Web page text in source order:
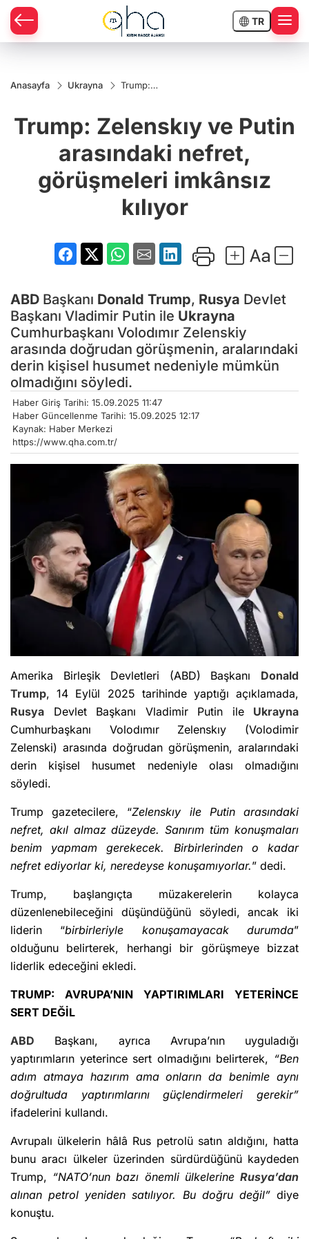
TR
Anasayfa Ukrayna
Trump:
arasındaki
nefret,
imkânsız
kılıyor
Trump: Zelenskıy ve Putin
arasındaki nefret,
görüşmeleri imkânsız
kılıyor
ABD Başkanı Donald Trump, Rusya Devlet
Başkanı Vladimir Putin ile Ukrayna
Cumhurbaşkanı Volodımır Zelenskiy
arasında doğrudan görüşmenin, aralarındaki
derin kişisel husumet nedeniyle mümkün
olmadığını söyledi.
Haber Giriş Tarihi: 15.09.2025 11:47
Haber Güncellenme Tarihi: 15.09.2025 12:17
Kaynak: Haber Merkezi
https://www.qha.com.tr/
Amerika Birleşik Devletleri (ABD) Başkanı Donald
Trump, 14 Eylül 2025 tarihinde yaptığı açıklamada,
Rusya Devlet Başkanı Vladimir Putin ile Ukrayna
Cumhurbaşkanı Volodımır Zelenskıy (Volodimir
Zelenski) arasında doğrudan görüşmenin, aralarındaki
derin kişisel husumet nedeniyle olası olmadığını
söyledi.
Trump gazetecilere, “Zelenskıy ile Putin arasındaki
nefret, akıl almaz düzeyde. Sanırım tüm konuşmaları
benim yapmam gerekecek. Birbirlerinden o kadar
nefret ediyorlar ki, neredeyse konuşamıyorlar.” dedi.
Trump, başlangıçta müzakerelerin kolayca
düzenlenebileceğini düşündüğünü söyledi, ancak iki
liderin “birbirleriyle konuşamayacak durumda”
olduğunu belirterek, herhangi bir görüşmeye bizzat
liderlik edeceğini ekledi.
TRUMP: AVRUPA’NIN YAPTIRIMLARI YETERİNCE
SERT DEĞİL
ABD Başkanı, ayrıca Avrupa’nın uyguladığı
yaptırımların yeterince sert olmadığını belirterek, “Ben
adım atmaya hazırım ama onların da benimle aynı
doğrultuda yaptırımlarını güçlendirmeleri gerekir”
ifadelerini kullandı.
Avrupalı ülkelerin hâlâ Rus petrolü satın aldığını, hatta
bunu aracı ülkeler üzerinden sürdürdüğünü kaydeden
Trump, “NATO’nun bazı önemli ülkelerine Rusya’dan
alınan petrol yeniden satılıyor. Bu doğru değil”diye
konuştu.